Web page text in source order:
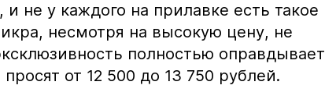
не у каждого на прилавке есть такое
несмотря на высокую цену, не
полностью оправдывает
от 12 500 до 13 750 рублей.